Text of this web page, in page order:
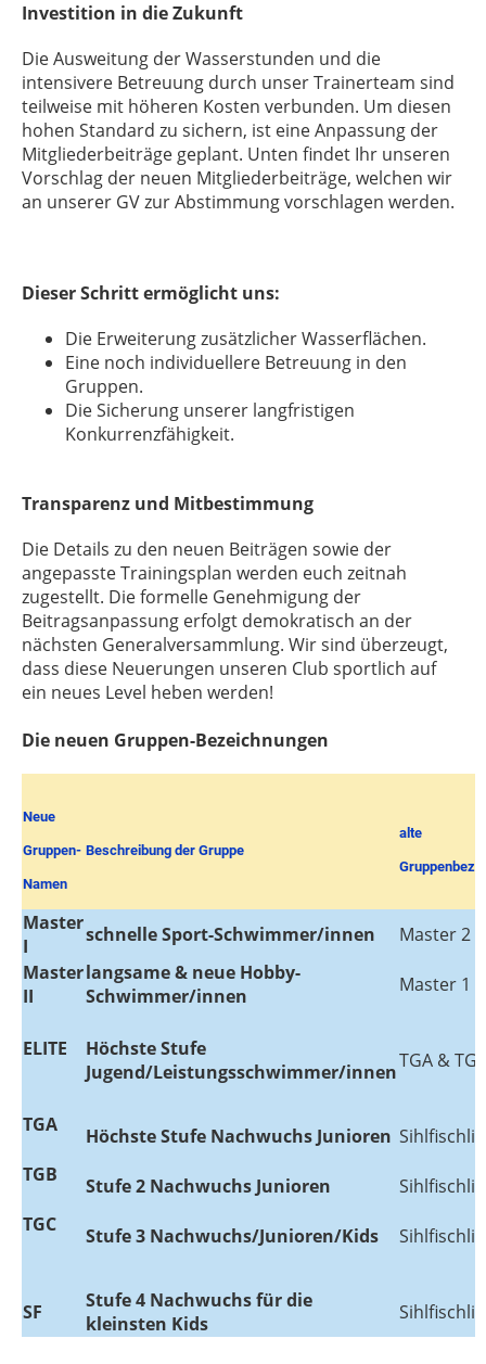
Investition in die Zukunft
Die Ausweitung der Wasserstunden und die
intensivere Betreuung durch unser Trainerteam sind
teilweise mit höheren Kosten verbunden. Um diesen
hohen Standard zu sichern, ist eine Anpassung der
Mitgliederbeiträge geplant. Unten findet Ihr unseren
Vorschlag der neuen Mitgliederbeiträge, welchen wir
an unserer GV zur Abstimmung vorschlagen werden.
Dieser Schritt ermöglicht uns:
Die Erweiterung zusätzlicher Wasserflächen.
Eine noch individuellere Betreuung in den
Gruppen.
Die Sicherung unserer langfristigen
Konkurrenzfähigkeit.
Transparenz und Mitbestimmung
Die Details zu den neuen Beiträgen sowie der
angepasste Trainingsplan werden euch zeitnah
zugestellt. Die formelle Genehmigung der
Beitragsanpassung erfolgt demokratisch an der
nächsten Generalversammlung. Wir sind überzeugt,
dass diese Neuerungen unseren Club sportlich auf
ein neues Level heben werden!
Die neuen Gruppen-Bezeichnungen
Neue
Gruppen-
Namen
Beschreibung der Gruppe
alte
Master
I
schnelle Sport-Schwimmer/innen
Master 2
Master
II
langsame & neue Hobby-
Schwimmer/innen
Master 1
ELITE
Höchste Stufe
Jugend/Leistungsschwimmer/innenTGA &
TGA Höchste Stufe Nachwuchs Junioren Sihlfischli
TGB
Stufe 2 Nachwuchs Junioren
Sihlfischli
TGC
Stufe 3 Nachwuchs/Junioren/Kids Sihlfischli
SF
Stufe 4 Nachwuchs für die
kleinsten Kids
Sihlfischli